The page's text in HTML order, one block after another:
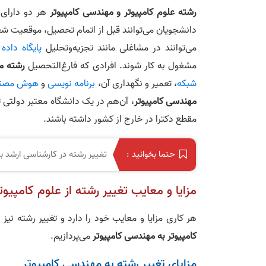
رشته علوم کامپیوتر و مهندسی کامپیوتر هر دو
دانشجویان می‌توانند قبل از اتمام تحصیل، موقعیت
می‌توانند در مشاغلی مانند تجزیه‌وتحلیلپایگاه داده
مشغول به کار شوند. افرادی که فارغ‌التحصیلرشته
شبکه، تعمیر و نگهداری آن، برنامه نویسیوهوش
مهندسی کامپیوتر، آن‌هم در یک دانشگاه معتبر
مقطع دکترا در خارج از کشور داشته باشند.
حتما بخوانید : تغییر رشته در کارشناسی ارشد
مزایا و معایب تغییر رشته از علوم
هر کاری مزایا و معایب خود را دارد و تغییر رشته
کامپیوتر به مهندسی کامپیوترمی‌پردازیم.